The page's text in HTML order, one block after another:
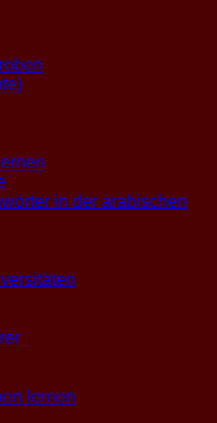
in der arabischen
lernen